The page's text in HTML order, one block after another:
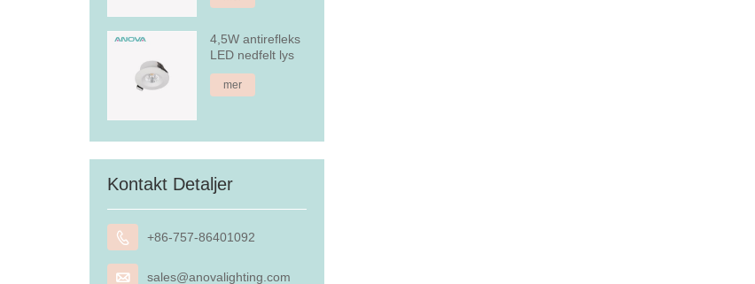
4,5W antirefleks
LED nedfelt lys
mer
Kontakt Detaljer
 +86-757-86401092
 sales@anovalighting.com